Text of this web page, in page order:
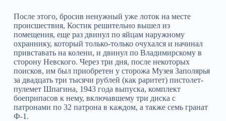
После этого, бросив ненужный уже лоток на месте
происшествия, Костик решительно вышел из
помещения, еще раз двинул по яйцам наружному
охраннику, который только-только очухался и начинал
привставать на колени, и двинул по Владимирскому в
сторону Невского. Через три дня, после некоторых
поисков, им был приобретен у сторожа Музея Заполярья
за двадцать три тысячи рублей (как раритет) пистолет-
пулемет Шпагина, 1943 года выпуска, комплект
боеприпасов к нему, включавшему три диска с
патронами по 32 патрона в каждом, а также семь гранат
Ф-1.